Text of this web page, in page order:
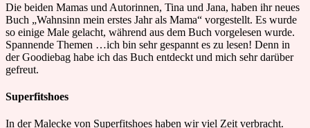
Die beiden Mamas und Autorinnen, Tina und Jana, haben ihr neues
Buch „Wahnsinn mein erstes Jahr als Mama“ vorgestellt. Es wurde
so einige Male gelacht, während aus dem Buch vorgelesen wurde.
Spannende Themen …ich bin sehr gespannt es zu lesen! Denn in
der Goodiebag habe ich das Buch entdeckt und mich sehr darüber
gefreut.
Superfitshoes
In der Malecke von Superfitshoes haben wir viel Zeit verbracht.